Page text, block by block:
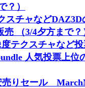
？）
スチャなど
売 （3/4夕方まで？
テクスチャなど
人気投票上
売りセール